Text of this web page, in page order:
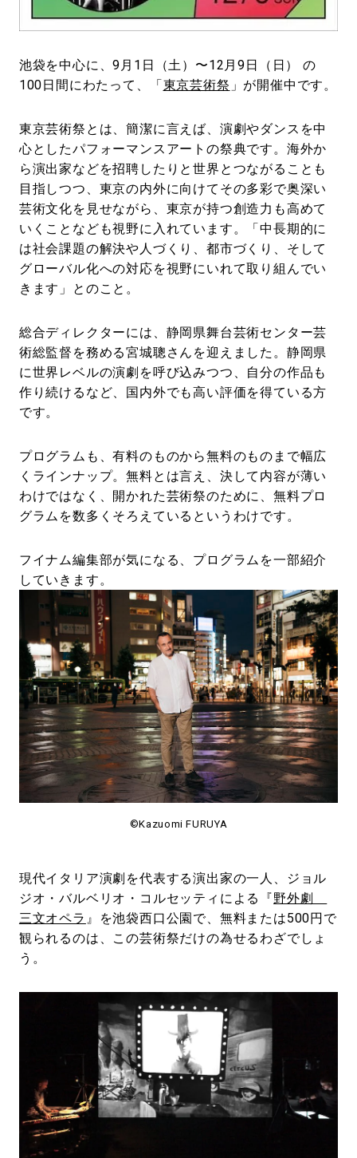
池袋を中心に、9月1日（土）〜12月9日（日） の
100日間にわたって、「 東京芸術祭 」が開催中です。
東京芸術祭とは、簡潔に言えば、演劇やダンスを中
心としたパフォーマンスアートの祭典です。海外か
ら演出家などを招聘したりと世界とつながることも
目指しつつ、東京の内外に向けてその多彩で奥深い
芸術文化を見せながら、東京が持つ創造力も高めて
いくことなども視野に入れています。「中長期的に
は社会課題の解決や人づくり、都市づくり、そして
グローバル化への対応を視野にいれて取り組んでい
きます」とのこと。
総合ディレクターには、静岡県舞台芸術センター芸
術総監督を務める宮城聰さんを迎えました。静岡県
に世界レベルの演劇を呼び込みつつ、自分の作品も
作り続けるなど、国内外でも高い評価を得ている方
です。
プログラムも、有料のものから無料のものまで幅広
くラインナップ。無料とは言え、決して内容が薄い
わけではなく、開かれた芸術祭のために、無料プロ
グラムを数多くそろえているというわけです。
フイナム編集部が気になる、プログラムを一部紹介
していきます。
©Kazuomi FURUYA
現代イタリア演劇を代表する演出家の一人、ジョル
ジオ・バルベリオ・コルセッティによる『野外劇
三文オペラ 』を池袋西口公園で、無料または500円で
観られるのは、この芸術祭だけの為せるわざでしょ
う。